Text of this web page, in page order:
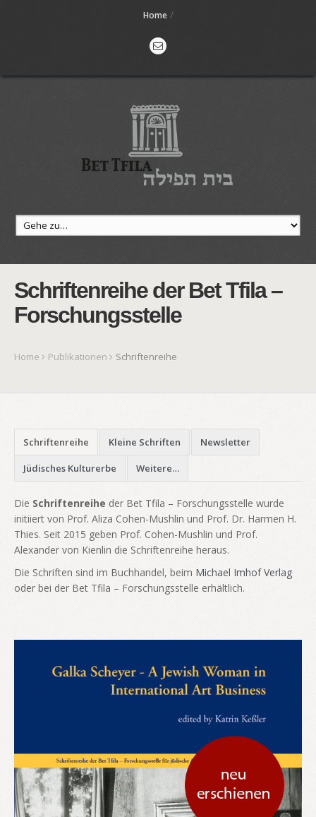
Home/
Schriftenreihe der Bet Tfila –
Forschungsstelle
Home Publikationen Schriftenreihe
Schriftenreihe Kleine Schriften Newsletter
Jüdisches Kulturerbe Weitere…
Die Schriftenreihe der Bet Tfila – Forschungsstelle wurde
initiiert von Prof. Aliza Cohen-Mushlin und Prof. Dr. Harmen H.
Thies. Seit 2015 geben Prof. Cohen-Mushlin und Prof.
Alexander von Kienlin die Schriftenreihe heraus.
Die Schriften sind im Buchhandel, beim Michael Imhof Verlag
oder bei der Bet Tfila – Forschungsstelle erhältlich.